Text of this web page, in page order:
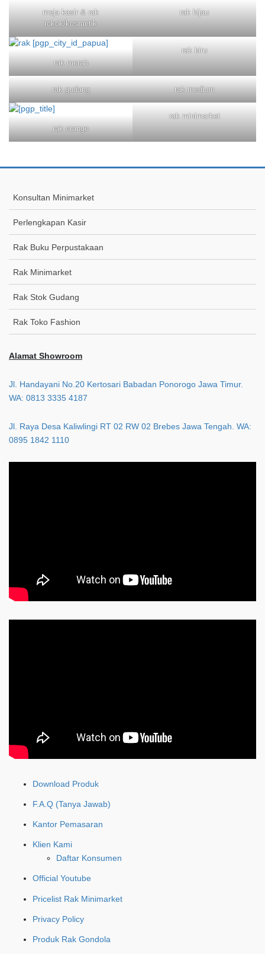
meja kasir & rak
rokok/kosmetik
rak hijau
rak merah
rak biru
rak gudang rak medium
rak orange
rak minimarket
Konsultan Minimarket
Perlengkapan Kasir
Rak Buku Perpustakaan
Rak Minimarket
Rak Stok Gudang
Rak Toko Fashion
Alamat Showroom
Jl. Handayani No.20 Kertosari Babadan Ponorogo Jawa Timur.
WA: 0813 3335 4187
Jl. Raya Desa Kaliwlingi RT 02 RW 02 Brebes Jawa Tengah. WA:
0895 1842 1110
Download Produk
F.A.Q (Tanya Jawab)
Kantor Pemasaran
Klien Kami
Daftar Konsumen
Official Youtube
Pricelist Rak Minimarket
Privacy Policy
Produk Rak Gondola